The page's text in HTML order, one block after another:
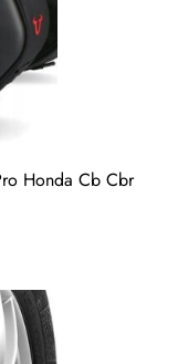
Honda Cb Cbr